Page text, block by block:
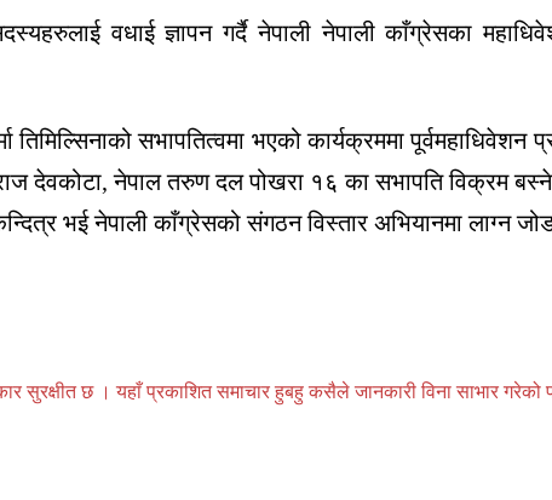
वधाई ज्ञापन गर्दै नेपाली नेपाली काँग्रेसका
सभापतित्वमा भएको कार्यक्रममा
देवकोटा, नेपाल तरुण दल पोखरा १६ का सभापति विक्रम
भई नेपाली काँग्रेसको संगठन विस्तार अभियानमा लाग्न
सुरक्षीत छ । यहाँ प्रकाशित समाचार हुबहु कसैले जानकारी विना साभार गरेको